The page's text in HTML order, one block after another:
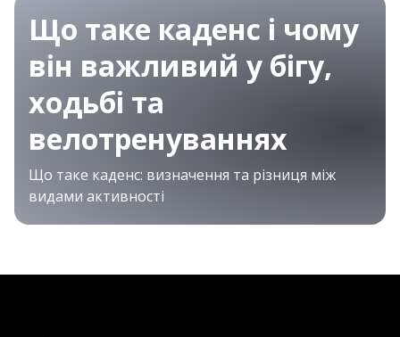
Що таке каденс і чому
він важливий у бігу,
ходьбі та
велотренуваннях
Що таке каденс: визначення та різниця між
видами активності